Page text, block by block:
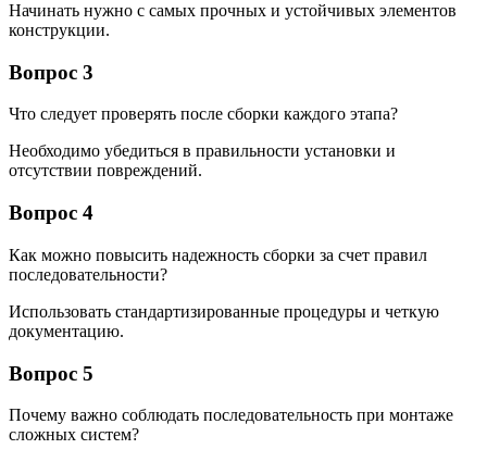
Начинать нужно с самых прочных и устойчивых элементов
конструкции.
Вопрос 3
Что следует проверять после сборки каждого этапа?
Необходимо убедиться в правильности установки и
отсутствии повреждений.
Вопрос 4
Как можно повысить надежность сборки за счет правил
последовательности?
Использовать стандартизированные процедуры и четкую
документацию.
Вопрос 5
Почему важно соблюдать последовательность при монтаже
сложных систем?